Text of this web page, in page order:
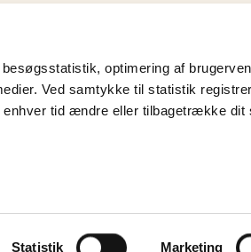
optimering af
Ved samtykke til statistik
tid ændre eller tilbagetrække dit
Statistik Marketing
op Grypp skærmdeling